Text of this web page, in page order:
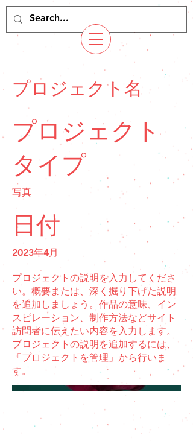
プロジェクト名
プロジェクト
タイプ
写真
日付
2023年4月
プロジェクトの説明を入力してくださ
い。概要または、深く掘り下げた説明
を追加しましょう。作品の意味、イン
スピレーション、制作方法などサイト
訪問者に伝えたい内容を入力します。
プロジェクトの説明を追加するには、
「プロジェクトを管理」から行いま
す。